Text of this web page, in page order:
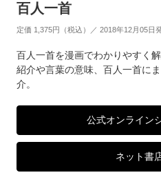
百人一首
定価 1,375円（税込）／ 2018年12月05日
百人一首を漫画でわかりやすく
紹介や言葉の意味、百人一首に
介。
公式オンライン
ネット書